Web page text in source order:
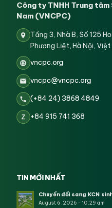
Công ty TNHH Trung
Nam (VNCPC)
Tầng 3, Nhà B, Số 125
Phương Liệt, Hà Nội, Việt
vncpc.org
vncpc@vncpc.org
(+84 24) 3868 4849
Z +84 915 741 368
TIN MỚI NHẤT
Chuyển đổi sang KCN
August 6, 2026 - 10:29 am